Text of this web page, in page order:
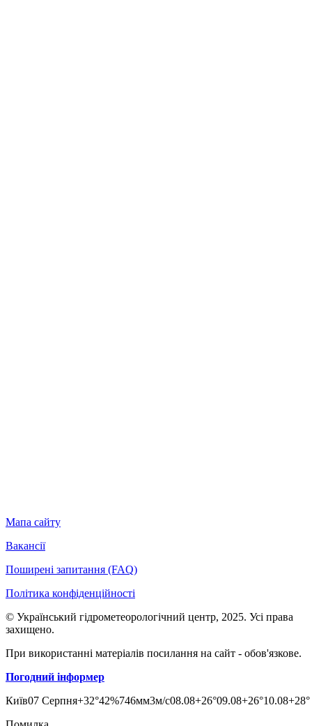
Мапа сайту
Вакансії
Поширені запитання (FAQ)
Політика конфіденційності
© Український гідрометеорологічний центр, 2025. Усі права
захищено.
При використанні матеріалів посилання на сайт - обов'язкове.
Погодний інформер
Київ07 Серпня+32°42%746мм3м/c08.08+26°09.08+26°10.08+28°